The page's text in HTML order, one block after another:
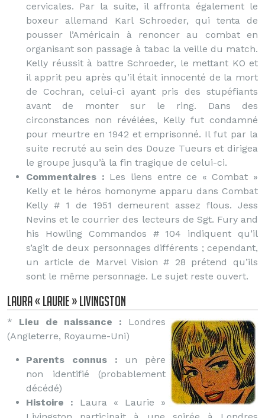
cervicales. Par la suite, il affronta également le
boxeur allemand Karl Schroeder, qui tenta de
pousser l’Américain à renoncer au combat en
organisant son passage à tabac la veille du match.
Kelly réussit à battre Schroeder, le mettant KO et
il apprit peu après qu’il était innocenté de la mort
de Cochran, celui-ci ayant pris des stupéfiants
avant de monter sur le ring. Dans des
circonstances non révélées, Kelly fut condamné
pour meurtre en 1942 et emprisonné. Il fut par la
suite recruté au sein des Douze Tueurs et dirigea
le groupe jusqu’à la fin tragique de celui-ci.
Commentaires : Les liens entre ce « Combat »
Kelly et le héros homonyme apparu dans Combat
Kelly # 1 de 1951 demeurent assez flous. Jess
Nevins et le courrier des lecteurs de Sgt. Fury and
his Howling Commandos # 104 indiquent qu’il
s’agit de deux personnages différents ; cependant,
un article de Marvel Vision # 28 prétend qu’ils
sont le même personnage. Le sujet reste ouvert.
Laura « Laurie » Livingston
* Lieu de naissance : Londres
(Angleterre, Royaume-Uni)
Parents connus : un père
non identifié (probablement
décédé)
Histoire : Laura « Laurie »